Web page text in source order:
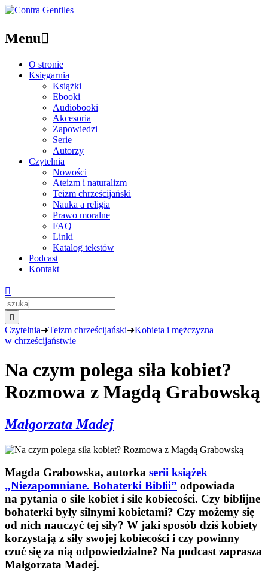
Menu
O stronie
Księgarnia
Książki
Ebooki
Audiobooki
Akcesoria
Zapowiedzi
Serie
Autorzy
Czytelnia
Nowości
Ateizm i naturalizm
Teizm chrześcijański
Nauka a religia
Prawo moralne
FAQ
Linki
Katalog tekstów
Podcast
Kontakt


Czytelnia➜Teizm chrześcijański➜Kobieta i mężczyzna
w chrześcijaństwie
Na czym polega siła kobiet?
Rozmowa z Magdą Grabowską
Małgorzata Madej
Magda Grabowska, autorka serii książek
„Niezapomniane. Bohaterki Biblii” odpowiada
na pytania o sile kobiet i sile kobiecości. Czy biblijne
bohaterki były silnymi kobietami? Czy możemy się
od nich nauczyć tej siły? W jaki sposób dziś kobiety
korzystają z siły swojej kobiecości i czy powinny
czuć się za nią odpowiedzialne? Na podcast zaprasza
Małgorzata Madej.